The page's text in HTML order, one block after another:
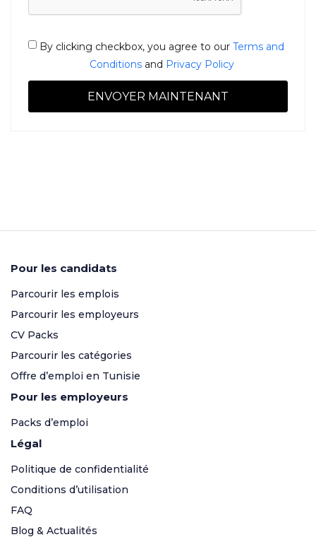
By clicking checkbox, you agree to ourTerms and
Conditions and Privacy Policy
Pour les candidats
Parcourir les emplois
Parcourir les employeurs
CV Packs
Parcourir les catégories
Offre d’emploi en Tunisie
Pour les employeurs
Packs d’emploi
Légal
Politique de confidentialité
Conditions d’utilisation
FAQ
Blog & Actualités